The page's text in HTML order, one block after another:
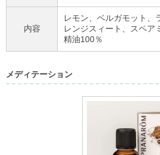
内容
レモン、ベルガモット、
レンジスィート、スペア
精油100％
メディテーション